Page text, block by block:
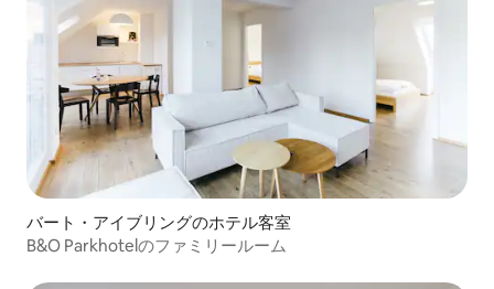
バート・アイブリングのホテル客室
B&O Parkhotelのファミリールーム